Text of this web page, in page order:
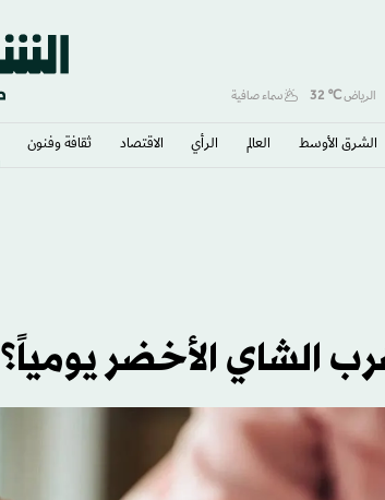
الرياض℃
32 سماء صافية
الشرق الأوسط​ العالم الرأي الاقتصاد ثقافة وفنون
الشاي الأخضر يومياً؟